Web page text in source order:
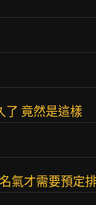
了 竟然是這樣
氣才需要預定